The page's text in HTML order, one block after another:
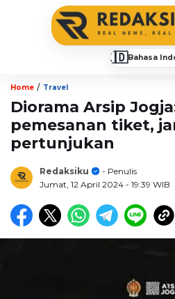
🇮🇩Bahasa
Home / Travel
Diorama Arsip
pemesanan tiket,
pertunjukan
Redaksiku
- Penulis
Jumat, 12 April 2024 - 19:39 WIB